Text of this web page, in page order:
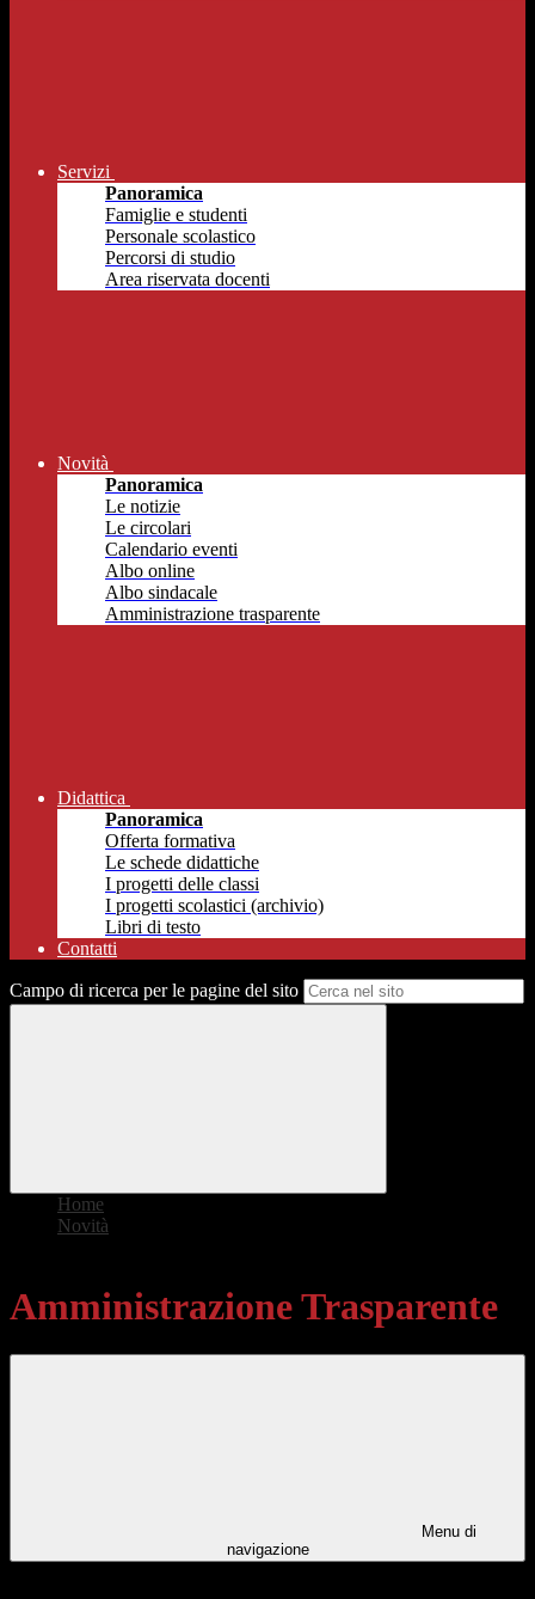
Servizi
Panoramica
Famiglie e studenti
Personale scolastico
Percorsi di studio
Area riservata docenti
Novità
Panoramica
Le notizie
Le circolari
Calendario eventi
Albo online
Albo sindacale
Amministrazione trasparente
Didattica
Panoramica
Offerta formativa
Le schede didattiche
I progetti delle classi
I progetti scolastici (archivio)
Libri di testo
Contatti
Campo di ricerca per le pagine del sito
Home
Novità
Amministrazione Trasparente
Menu di
navigazione